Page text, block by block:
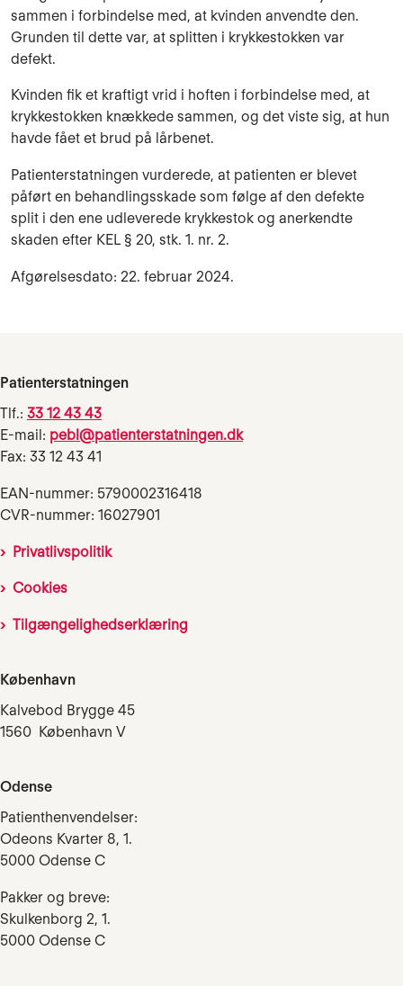
sammen i forbindelse med, at kvinden anvendte den.
Grunden til dette var, at splitten i krykkestokken var
defekt.
Kvinden fik et kraftigt vrid i hoften i forbindelse med, at
krykkestokken knækkede sammen, og det viste sig, at hun
havde fået et brud på lårbenet.
Patienterstatningen vurderede, at patienten er blevet
påført en behandlingsskade som følge af den defekte
split i den ene udleverede krykkestok og anerkendte
skaden efter KEL § 20, stk. 1. nr. 2.
Afgørelsesdato: 22. februar 2024.
Patienterstatningen
Tlf.: 33 12 43 43
E-mail: pebl@patienterstatningen.dk
Fax: 33 12 43 41
EAN-nummer: 5790002316418
CVR-nummer: 16027901
Privatlivspolitik
Cookies
Tilgængelighedserklæring
København
Kalvebod Brygge 45
1560 København V
Odense
Patienthenvendelser:
Odeons Kvarter 8, 1.
5000 Odense C
Pakker og breve:
Skulkenborg 2, 1.
5000 Odense C